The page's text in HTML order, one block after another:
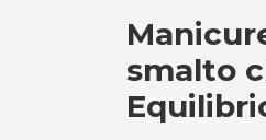
smalto